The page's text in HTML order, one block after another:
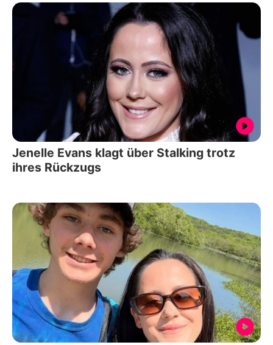
Jenelle Evans klagt über Stalking trotz
ihres Rückzugs